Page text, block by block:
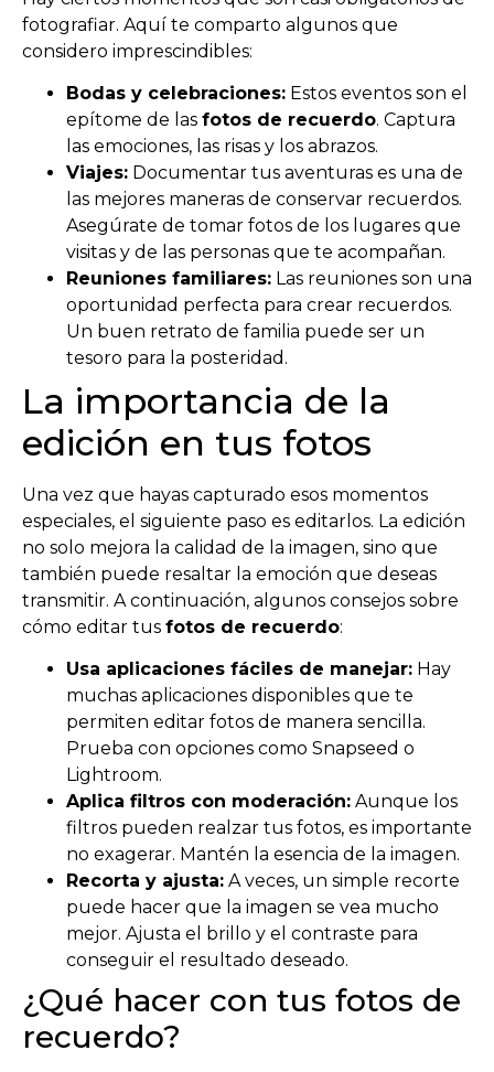
fotografiar. Aquí te comparto algunos que
considero imprescindibles:
Bodas y celebraciones: Estos eventos son el
epítome de las fotos de recuerdo. Captura
las emociones, las risas y los abrazos.
Viajes: Documentar tus aventuras es una de
las mejores maneras de conservar recuerdos.
Asegúrate de tomar fotos de los lugares que
visitas y de las personas que te acompañan.
Reuniones familiares: Las reuniones son una
oportunidad perfecta para crear recuerdos.
Un buen retrato de familia puede ser un
tesoro para la posteridad.
La importancia de la
edición en tus fotos
Una vez que hayas capturado esos momentos
especiales, el siguiente paso es editarlos. La edición
no solo mejora la calidad de la imagen, sino que
también puede resaltar la emoción que deseas
transmitir. A continuación, algunos consejos sobre
cómo editar tus fotos de recuerdo:
Usa aplicaciones fáciles de manejar: Hay
muchas aplicaciones disponibles que te
permiten editar fotos de manera sencilla.
Prueba con opciones como Snapseed o
Lightroom.
Aplica filtros con moderación: Aunque los
filtros pueden realzar tus fotos, es importante
no exagerar. Mantén la esencia de la imagen.
Recorta y ajusta: A veces, un simple recorte
puede hacer que la imagen se vea mucho
mejor. Ajusta el brillo y el contraste para
conseguir el resultado deseado.
¿Qué hacer con tus fotos de
recuerdo?